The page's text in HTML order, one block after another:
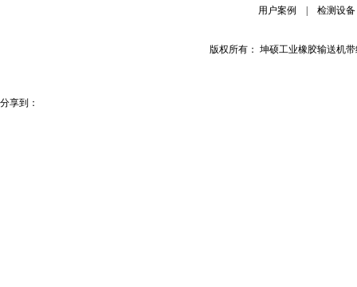
用户案例
检测设备
版权所有： 坤硕工业橡胶输送机
分享到：